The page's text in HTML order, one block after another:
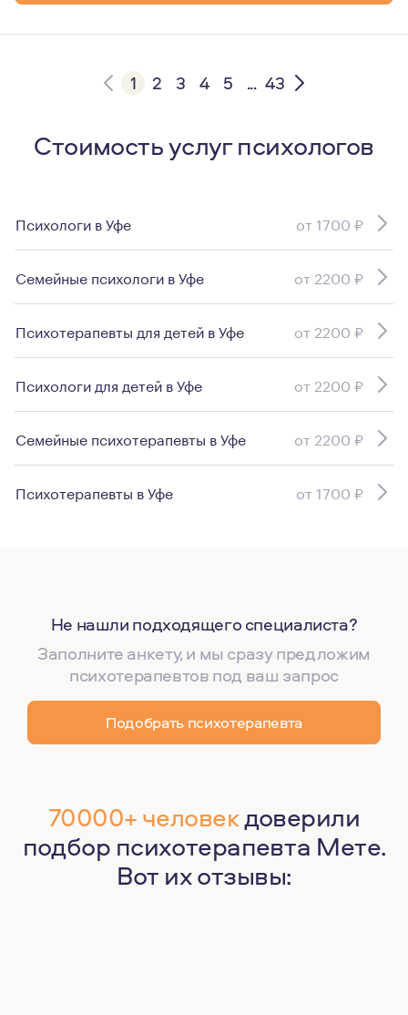
1 2 3 4 5 ... 43
Стоимость услуг психологов
Психологи в Уфе от 1700 ₽
Семейные психологи в Уфе от 2200 ₽
Психотерапевты для детей в Уфе от 2200 ₽
Психологи для детей в Уфе от 2200 ₽
Семейные психотерапевты в Уфе от 2200 ₽
Психотерапевты в Уфе от 1700 ₽
Не нашли подходящего специалиста?
Заполните анкету, и мы сразу предложим
психотерапевтов под ваш запрос
Подобрать психотерапевта
70000+ человекдоверили
подбор психотерапевта Мете.
Вот их отзывы: